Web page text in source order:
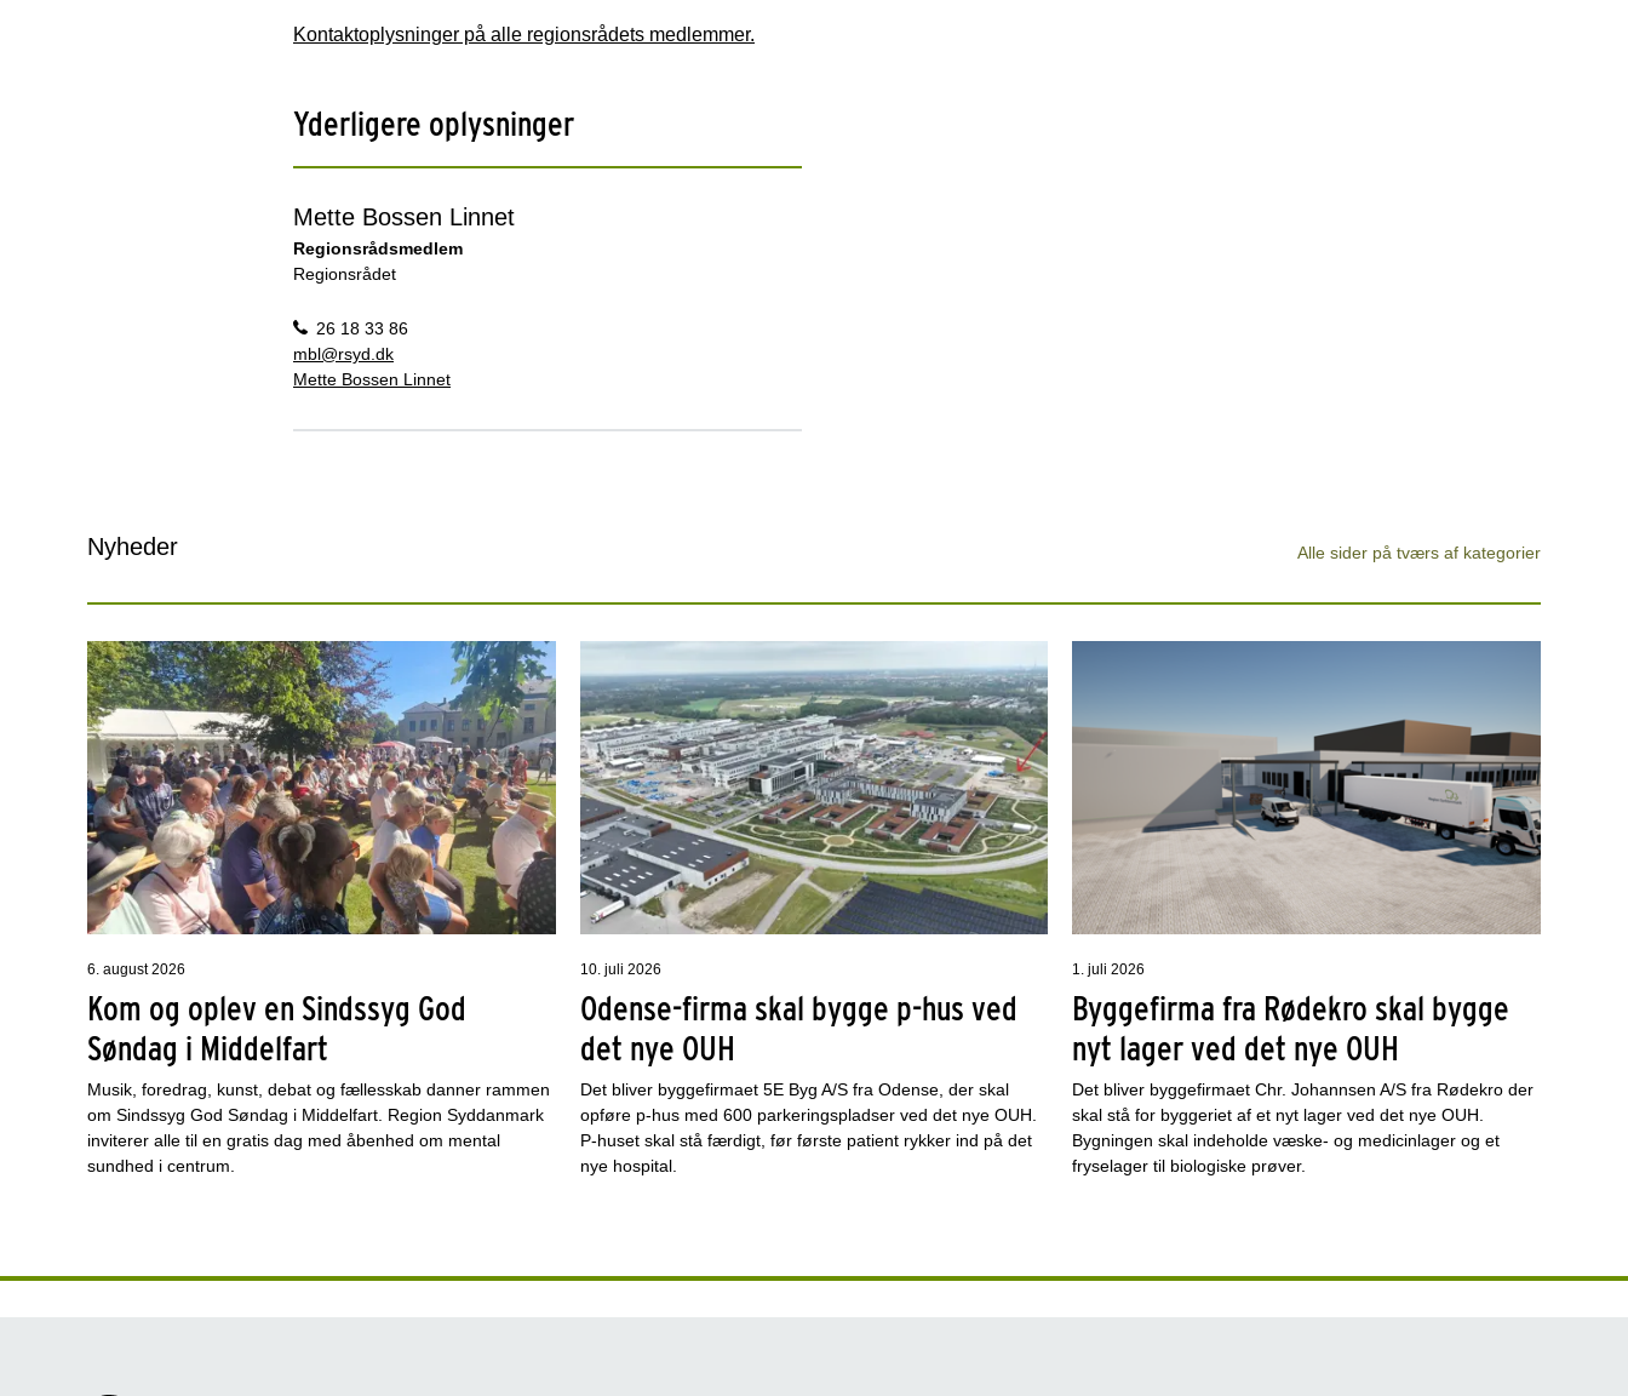
Kontaktoplysninger på alle regionsrådets medlemmer.
Yderligere oplysninger
Mette Bossen Linnet
Regionsrådsmedlem
Regionsrådet
26 18 33 86
mbl@rsyd.dk
Mette Bossen Linnet
Nyheder Alle sider på tværs af kategorier
6. august 2026
Kom og oplev en Sindssyg God
Søndag i Middelfart
Musik, foredrag, kunst, debat og fællesskab danner rammen
om Sindssyg God Søndag i Middelfart. Region Syddanmark
inviterer alle til en gratis dag med åbenhed om mental
sundhed i centrum.
10. juli 2026
Odense-firma skal bygge p-hus ved
det nye OUH
Det bliver byggefirmaet 5E Byg A/S fra Odense, der skal
opføre p-hus med 600 parkeringspladser ved det nye OUH.
P-huset skal stå færdigt, før første patient rykker ind på det
nye hospital.
1. juli 2026
Byggefirma fra Rødekro skal bygge
nyt lager ved det nye OUH
Det bliver byggefirmaet Chr. Johannsen A/S fra Rødekro der
skal stå for byggeriet af et nyt lager ved det nye OUH.
Bygningen skal indeholde væske- og medicinlager og et
fryselager til biologiske prøver.